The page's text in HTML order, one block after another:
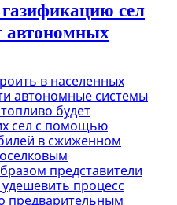
сел
автономных
в населенных
автономные системы
будет
сел с помощью
в сжиженном
представители
процесс
предварительным